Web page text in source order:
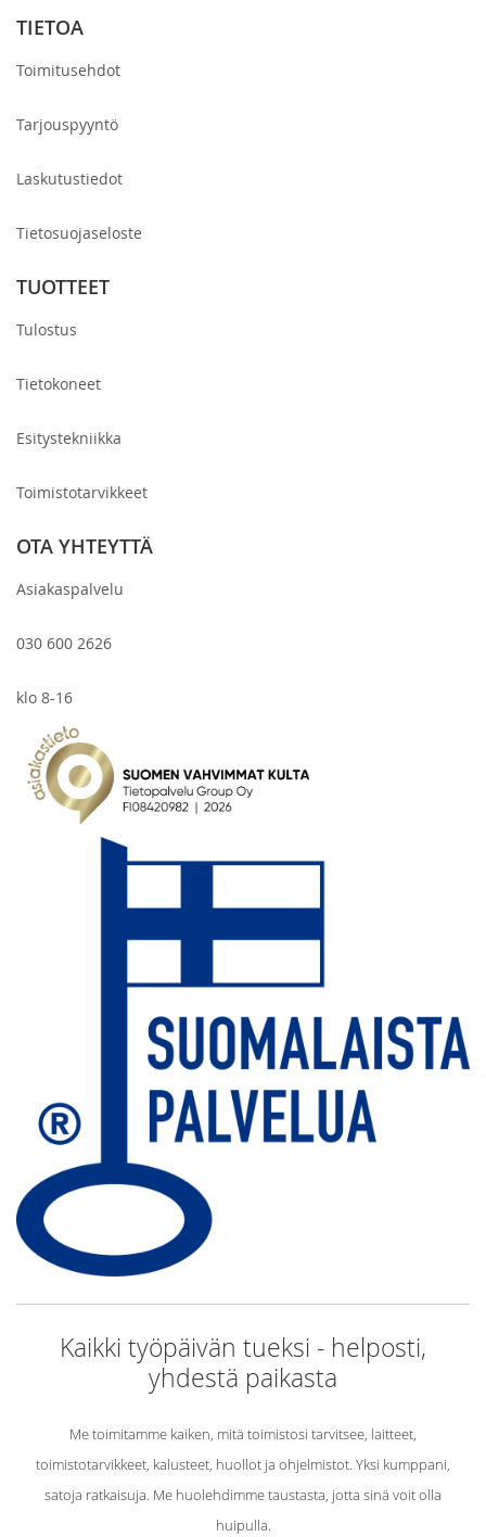
TIETOA
Toimitusehdot
Tarjouspyyntö
Laskutustiedot
Tietosuojaseloste
TUOTTEET
Tulostus
Tietokoneet
Esitystekniikka
Toimistotarvikkeet
OTA YHTEYTTÄ
Asiakaspalvelu
030 600 2626
klo 8-16
Kaikki työpäivän tueksi - helposti,
yhdestä paikasta
Me toimitamme kaiken, mitä toimistosi tarvitsee, laitteet,
toimistotarvikkeet, kalusteet, huollot ja ohjelmistot. Yksi kumppani,
satoja ratkaisuja. Me huolehdimme taustasta, jotta sinä voit olla
huipulla.